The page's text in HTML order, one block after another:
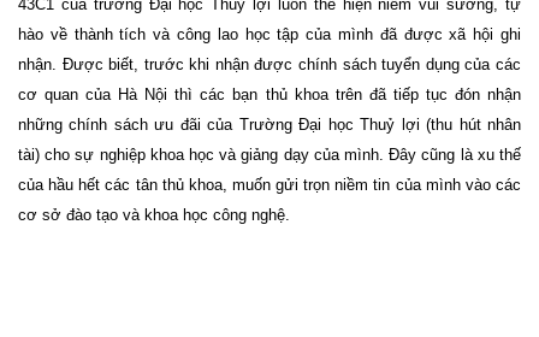
43C1 của trường Đại học Thuỷ lợi luôn thể hiện niềm vui sướng, tự
hào về thành tích và công lao học tập của mình đã được xã hội ghi
nhận. Được biết, trước khi nhận được chính sách tuyển dụng của các
cơ quan của Hà Nội thì các bạn thủ khoa trên đã tiếp tục đón nhận
những chính sách ưu đãi của Trường Đại học Thuỷ lợi (thu hút nhân
tài) cho sự nghiệp khoa học và giảng dạy của mình. Đây cũng là xu thế
của hầu hết các tân thủ khoa, muốn gửi trọn niềm tin của mình vào các
cơ sở đào tạo và khoa học công nghệ.